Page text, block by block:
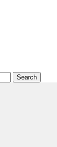
Search